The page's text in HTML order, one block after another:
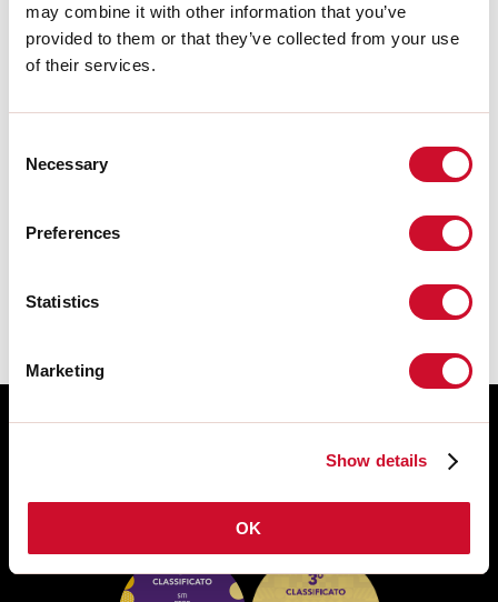
may combine it with other information that you’ve
provided to them or that they’ve collected from your use
of their services.
Selection
Necessary
Preferences
Statistics
Marketing
Show details
OK
Télécharger
INSTRUCTIONS DE MONTAGE
CERTIFICATIONS CE
FICHE DE DONNÉES